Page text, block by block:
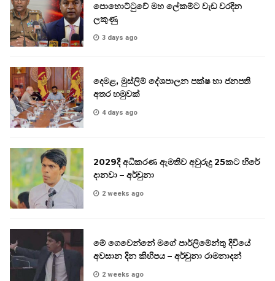
පොහොට්ටුවේ මහ ලේකම්ට වැඩ වරදින
ලකුණු
3 days ago
දෙමළ, මුස්ලිම් දේශපාලන පක්ෂ හා ජනපති
අතර හමුවක්
4 days ago
2029දී අධිකරණ ඇමතිව අවුරුදු 25කට හිරේ
දානවා – අර්චුනා
2 weeks ago
මේ ගෙවෙන්නේ මගේ පාර්ලිමේන්තු දිවියේ
අවසාන දින කිහිපය – අර්චුනා රාමනාදන්
2 weeks ago